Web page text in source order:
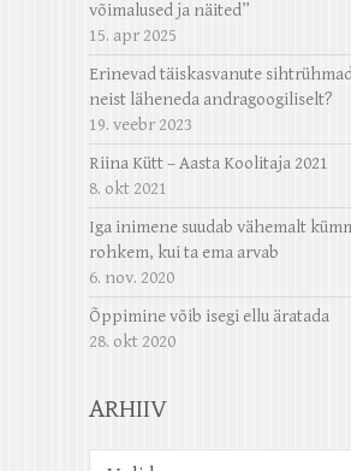
võimalused ja näited”
15. apr 2025
Erinevad täiskasvanute
neist läheneda andragoogiliselt?
19. veebr 2023
Riina Kütt – Aasta Koolitaja 2021
8. okt 2021
Iga inimene suudab vähemalt
rohkem, kui ta ema arvab
6. nov. 2020
Õppimine võib isegi ellu äratada
28. okt 2020
ARHIIV